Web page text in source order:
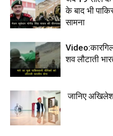
के बाद भी
सामना
शव लौटाती
जानिए